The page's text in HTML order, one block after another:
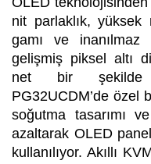
nit parlaklık, yüksek
gamı ve
gelişmiş piksel altı
net bir şekilde
PG32UCDM’de özel
soğutma tasarımı
azaltarak OLED
kullanılıyor. Akıllı